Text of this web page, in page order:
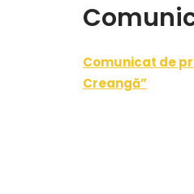
Comunicat de
Creangă”